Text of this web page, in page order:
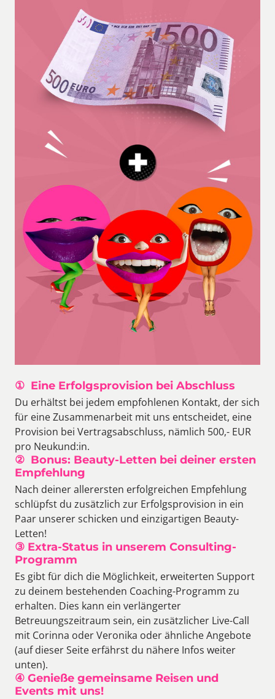
①  Eine Erfolgsprovision bei Abschluss
Du erhältst bei jedem empfohlenen Kontakt, der sich
für eine Zusammenarbeit mit uns entscheidet, eine
Provision bei Vertragsabschluss, nämlich 500,- EUR
pro Neukund:in.
②  Bonus: Beauty-Letten bei deiner ersten
Empfehlung
Nach deiner allerersten erfolgreichen Empfehlung
schlüpfst du zusätzlich zur Erfolgsprovision in ein
Paar unserer schicken und einzigartigen Beauty-
Letten!
③ Extra-Status in unserem Consulting-
Programm
Es gibt für dich die Möglichkeit, erweiterten Support
zu deinem bestehenden Coaching-Programm zu
erhalten. Dies kann ein verlängerter
Betreuungszeitraum sein, ein zusätzlicher Live-Call
mit Corinna oder Veronika oder ähnliche Angebote
(auf dieser Seite erfährst du nähere Infos weiter
unten).
④ Genieße gemeinsame Reisen und
Events mit uns!